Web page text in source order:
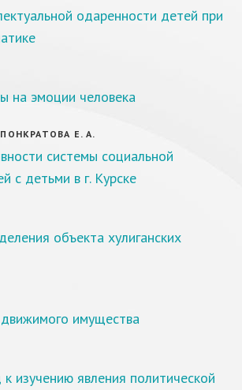
одаренности детей при
на эмоции человека
Е. А.
системы социальной
с детьми в г. Курске
объекта хулиганских
имущества
изучению явления политической